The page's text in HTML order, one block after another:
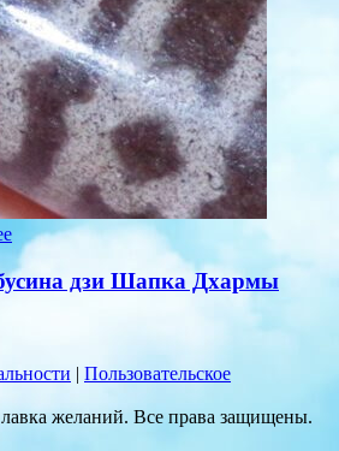
дзи Шапка Дхармы
| Пользовательское
желаний. Все права защищены.